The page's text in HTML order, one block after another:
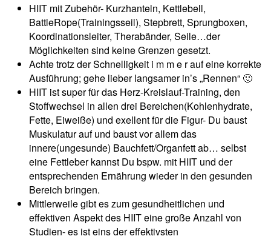
HIIT mit Zubehör- Kurzhanteln, Kettlebell,
BattleRope(Trainingsseil), Stepbrett, Sprungboxen,
Koordinationsleiter, Therabänder, Seile…der
Möglichkeiten sind keine Grenzen gesetzt.
Achte trotz der Schnelligkeit i m m e r auf eine korrekte
Ausführung; gehe lieber langsamer in’s „Rennen“ 🙂
HIIT ist super für das Herz-Kreislauf-Training, den
Stoffwechsel in allen drei Bereichen(Kohlenhydrate,
Fette, Eiweiße) und exellent für die Figur- Du baust
Muskulatur auf und baust vor allem das
innere(ungesunde) Bauchfett/Organfett ab… selbst
eine Fettleber kannst Du bspw. mit HIIT und der
entsprechenden Ernährung wieder in den gesunden
Bereich bringen.
Mittlerweile gibt es zum gesundheitlichen und
effektiven Aspekt des HIIT eine große Anzahl von
Studien- es ist eins der effektivsten